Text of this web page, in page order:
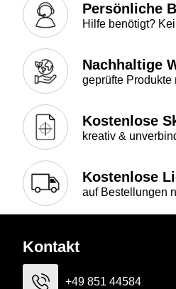
Persönliche
Hilfe benötigt?
Nachhaltige
geprüfte Produkte
Kostenlose
kreativ &
Kostenlose
auf Bestellungen
Kontakt
+49 851 44584